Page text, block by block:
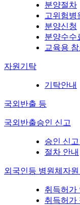
분양절차
고위험병
분양신청
분양수수
교육용
자원기탁
기탁안내
국외반출 등
국외반출승인 신고
승인 신고
절차 안내
외국인등 병원체자
취득허가
취득허가